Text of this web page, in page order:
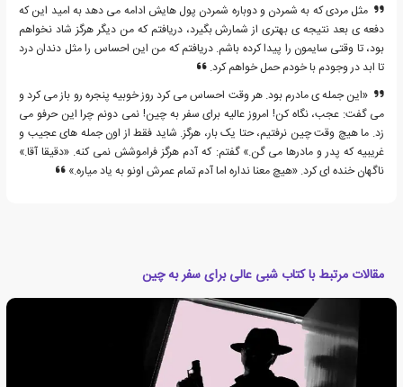
مثل مردی که به شمردن و دوباره شمردن پول هایش ادامه می دهد به امید این که
دفعه ی بعد نتیجه ی بهتری از شمارش بگیرد، دریافتم که من دیگر هرگز شاد نخواهم
بود، تا وقتی سایمون را پیدا کرده باشم. دریافتم که من این احساس را مثل دندان درد
تا ابد در وجودم با خودم حمل خواهم کرد.
«این جمله ی مادرم بود. هر وقت احساس می کرد روز خوبیه پنجره رو باز می کرد و
می گفت: عجب، نگاه کن! امروز عالیه برای سفر به چین! نمی دونم چرا این حرفو می
زد. ما هیچ وقت چین نرفتیم، حتا یک بار، هرگز. شاید فقط از اون جمله های عجیب و
غریبیه که پدر و مادرها می گن.» گفتم: که آدم هرگز فراموشش نمی کنه. «دقیقا آقا.»
ناگهان خنده ای کرد. «هیچ معنا نداره اما آدم تمام عمرش اونو به یاد میاره.»
مقالات مرتبط با کتاب شبی عالی برای سفر به چین